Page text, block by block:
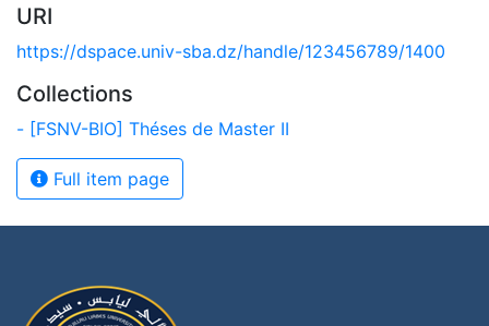
URI
https://dspace.univ-sba.dz/handle/123456789/1400
Collections
- [FSNV-BIO] Théses de Master II
Full item page